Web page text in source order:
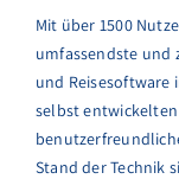
Mit über 1500
umfassendste und
und Reisesoftware
selbst
Stand der Technik